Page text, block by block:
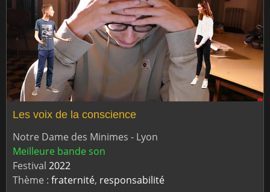
Les voix de la conscience
Notre Dame des Minimes - Lyon
Meilleure bande son
Festival 2022
Thème : fraternité, responsabilité